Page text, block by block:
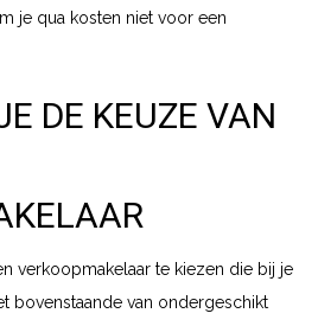
je qua kosten niet voor een
DE KEUZE VAN
verkoopmakelaar te kiezen die bij je
bovenstaande van ondergeschikt